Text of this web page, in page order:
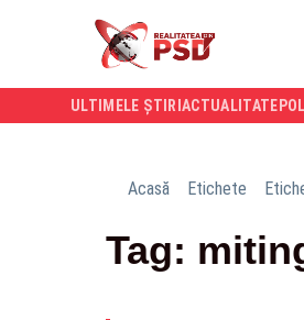
ULTIMELE ȘTIRI ACTUALITATE
Acasă Etichete
Tag: